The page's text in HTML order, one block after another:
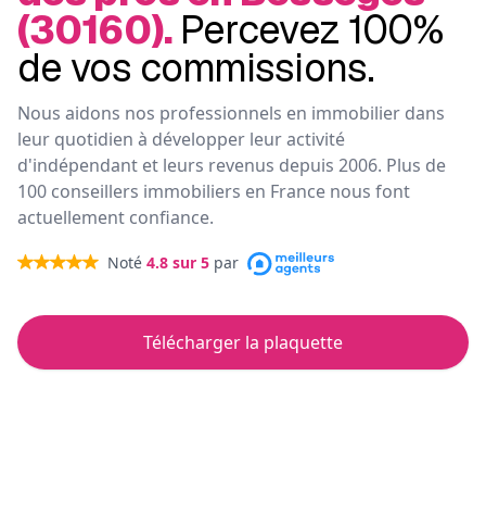
(30160). Percevez 100%
de vos commissions.
Nous aidons nos professionnels en immobilier dans
leur quotidien à développer leur activité
d'indépendant et leurs revenus depuis 2006. Plus de
100 conseillers immobiliers en France nous font
actuellement confiance.
Noté 4.8 sur 5 par
Télécharger la plaquette